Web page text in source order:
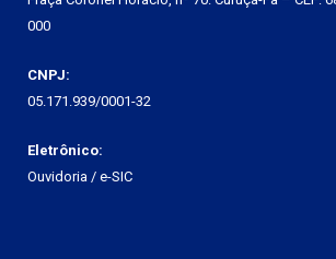
000
CNPJ:
05.171.939/0001-32
Eletrônico:
Ouvidoria / e-SIC